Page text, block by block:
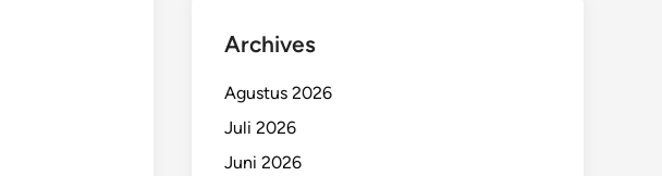
Archives
Agustus 2026
Juli 2026
Juni 2026